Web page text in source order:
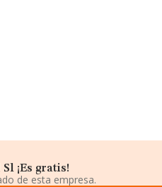
¡Es gratis!
de esta empresa.